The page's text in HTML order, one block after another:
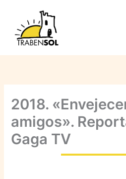
contenido
2018.
amigos».
Gaga TV